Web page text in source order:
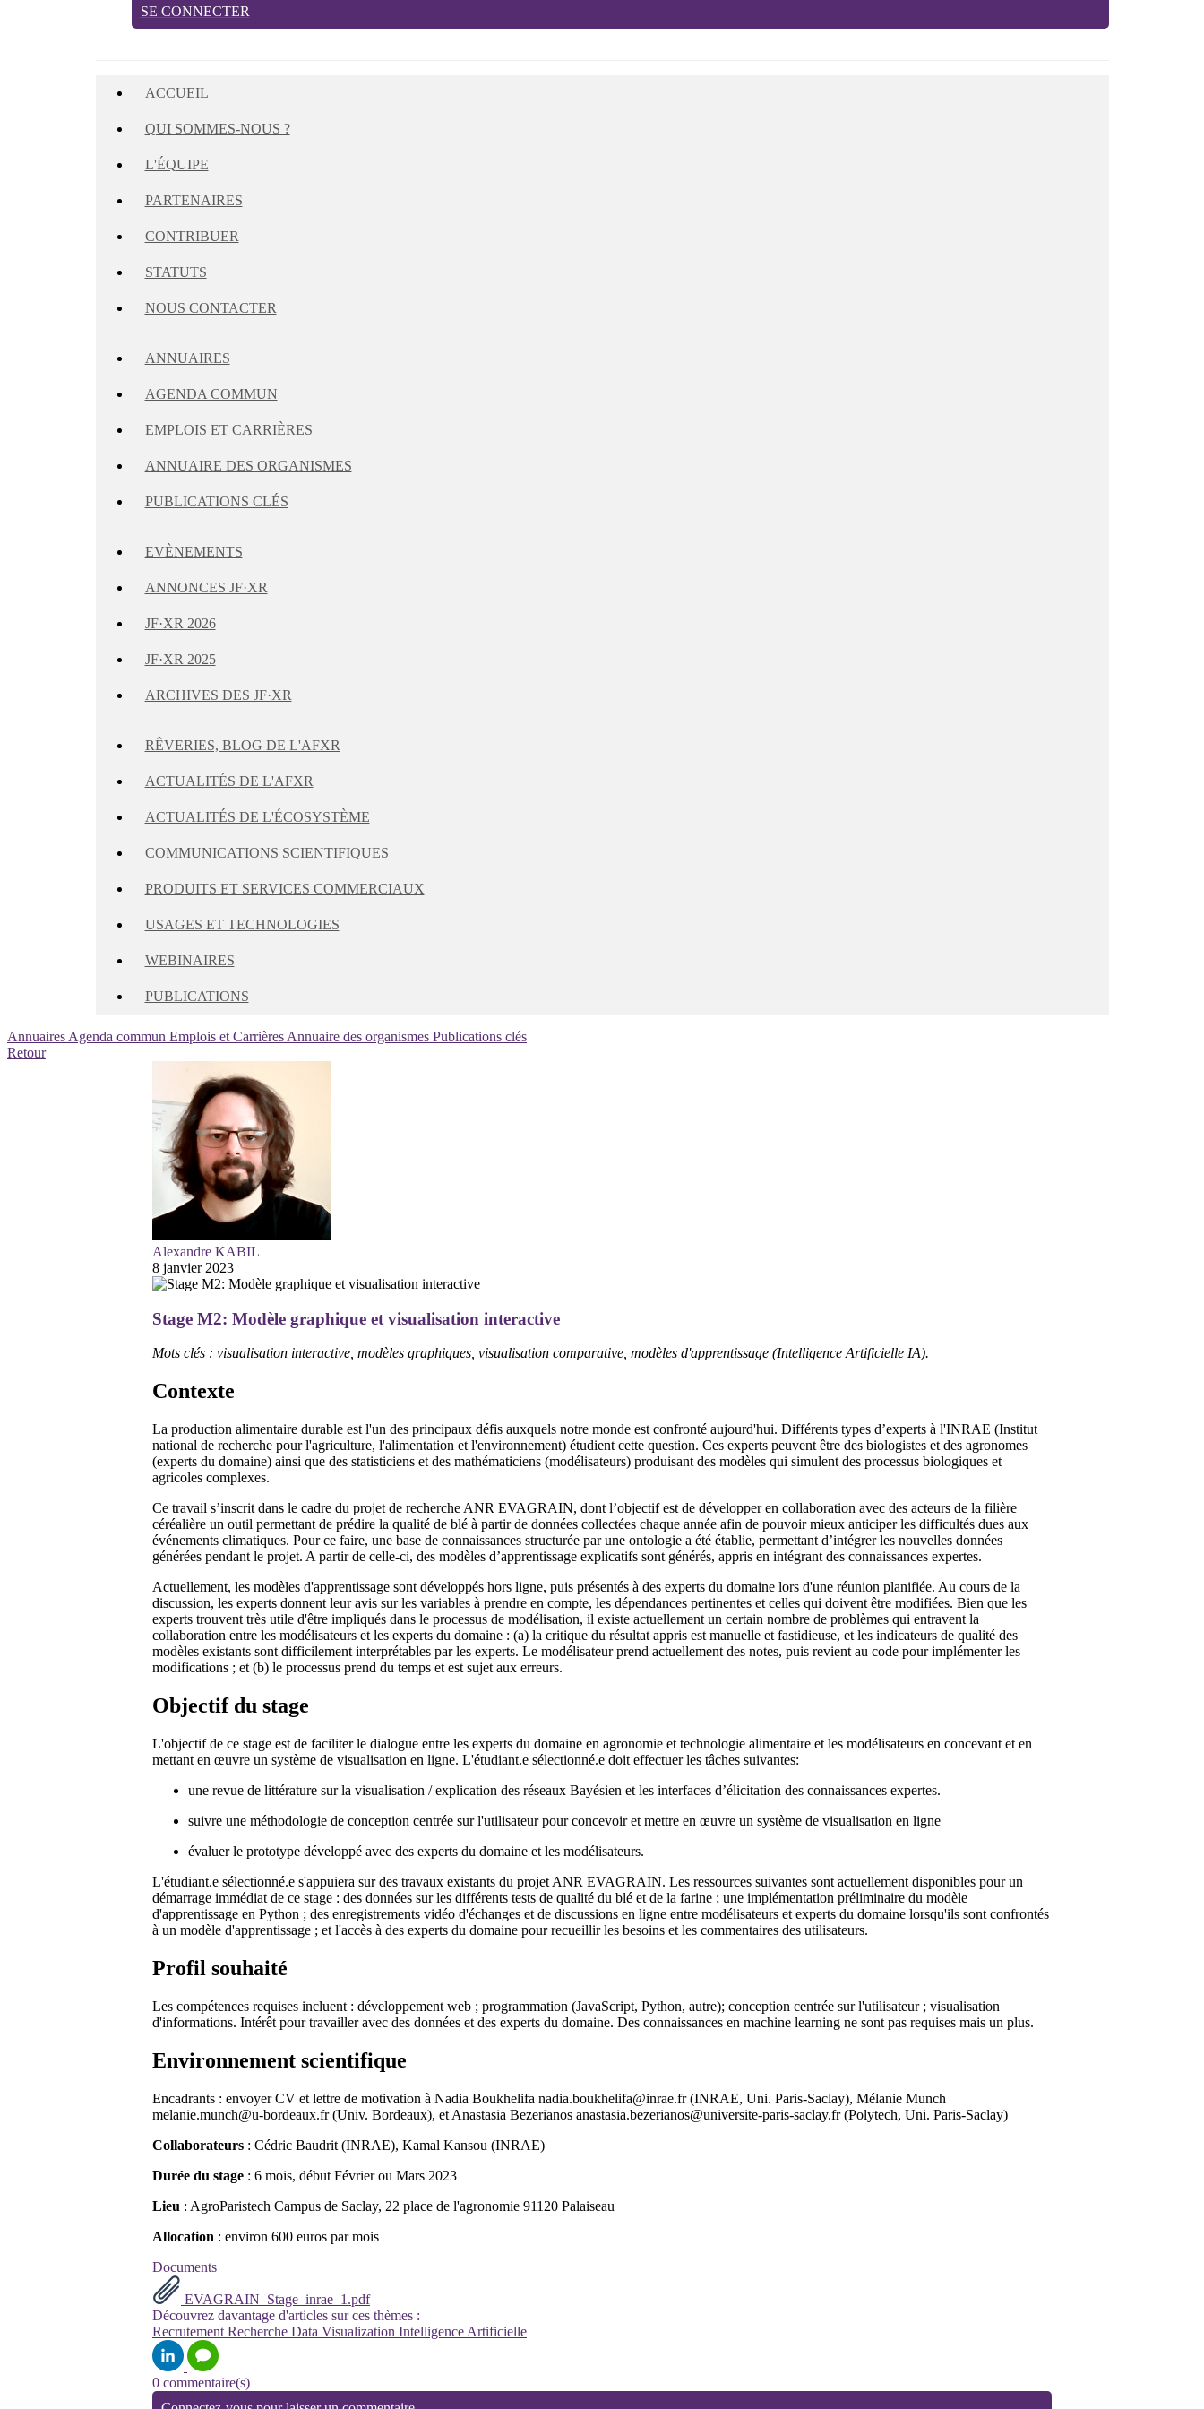
SE CONNECTER
ACCUEIL
QUI SOMMES-NOUS ?
L'ÉQUIPE
PARTENAIRES
CONTRIBUER
STATUTS
NOUS CONTACTER
ANNUAIRES
AGENDA COMMUN
EMPLOIS ET CARRIÈRES
ANNUAIRE DES ORGANISMES
PUBLICATIONS CLÉS
EVÈNEMENTS
ANNONCES JF·XR
JF·XR 2026
JF·XR 2025
ARCHIVES DES JF·XR
RÊVERIES, BLOG DE L'AFXR
ACTUALITÉS DE L'AFXR
ACTUALITÉS DE L'ÉCOSYSTÈME
COMMUNICATIONS SCIENTIFIQUES
PRODUITS ET SERVICES COMMERCIAUX
USAGES ET TECHNOLOGIES
WEBINAIRES
PUBLICATIONS
Annuaires Agenda commun Emplois et Carrières Annuaire des organismes Publications clés
Retour
Alexandre KABIL
8 janvier 2023
Stage M2: Modèle graphique et visualisation interactive
Mots clés : visualisation interactive, modèles graphiques, visualisation comparative, modèles d'apprentissage (Intelligence Artificielle IA).
Contexte
La production alimentaire durable est l'un des principaux défis auxquels notre monde est confronté aujourd'hui. Différents types d’experts à l'INRAE (Institut
national de recherche pour l'agriculture, l'alimentation et l'environnement) étudient cette question. Ces experts peuvent être des biologistes et des agronomes
(experts du domaine) ainsi que des statisticiens et des mathématiciens (modélisateurs) produisant des modèles qui simulent des processus biologiques et
agricoles complexes.
Ce travail s’inscrit dans le cadre du projet de recherche ANR EVAGRAIN, dont l’objectif est de développer en collaboration avec des acteurs de la filière
céréalière un outil permettant de prédire la qualité de blé à partir de données collectées chaque année afin de pouvoir mieux anticiper les difficultés dues aux
événements climatiques. Pour ce faire, une base de connaissances structurée par une ontologie a été établie, permettant d’intégrer les nouvelles données
générées pendant le projet. A partir de celle-ci, des modèles d’apprentissage explicatifs sont générés, appris en intégrant des connaissances expertes.
Actuellement, les modèles d'apprentissage sont développés hors ligne, puis présentés à des experts du domaine lors d'une réunion planifiée. Au cours de la
discussion, les experts donnent leur avis sur les variables à prendre en compte, les dépendances pertinentes et celles qui doivent être modifiées. Bien que les
experts trouvent très utile d'être impliqués dans le processus de modélisation, il existe actuellement un certain nombre de problèmes qui entravent la
collaboration entre les modélisateurs et les experts du domaine : (a) la critique du résultat appris est manuelle et fastidieuse, et les indicateurs de qualité des
modèles existants sont difficilement interprétables par les experts. Le modélisateur prend actuellement des notes, puis revient au code pour implémenter les
modifications ; et (b) le processus prend du temps et est sujet aux erreurs.
Objectif du stage
L'objectif de ce stage est de faciliter le dialogue entre les experts du domaine en agronomie et technologie alimentaire et les modélisateurs en concevant et en
mettant en œuvre un système de visualisation en ligne. L'étudiant.e sélectionné.e doit effectuer les tâches suivantes:
une revue de littérature sur la visualisation / explication des réseaux Bayésien et les interfaces d’élicitation des connaissances expertes.
suivre une méthodologie de conception centrée sur l'utilisateur pour concevoir et mettre en œuvre un système de visualisation en ligne
évaluer le prototype développé avec des experts du domaine et les modélisateurs.
L'étudiant.e sélectionné.e s'appuiera sur des travaux existants du projet ANR EVAGRAIN. Les ressources suivantes sont actuellement disponibles pour un
démarrage immédiat de ce stage : des données sur les différents tests de qualité du blé et de la farine ; une implémentation préliminaire du modèle
d'apprentissage en Python ; des enregistrements vidéo d'échanges et de discussions en ligne entre modélisateurs et experts du domaine lorsqu'ils sont confrontés
à un modèle d'apprentissage ; et l'accès à des experts du domaine pour recueillir les besoins et les commentaires des utilisateurs.
Profil souhaité
Les compétences requises incluent : développement web ; programmation (JavaScript, Python, autre); conception centrée sur l'utilisateur ; visualisation
d'informations. Intérêt pour travailler avec des données et des experts du domaine. Des connaissances en machine learning ne sont pas requises mais un plus.
Environnement scientifique
Encadrants : envoyer CV et lettre de motivation à Nadia Boukhelifa nadia.boukhelifa@inrae.fr (INRAE, Uni. Paris-Saclay), Mélanie Munch
melanie.munch@u-bordeaux.fr (Univ. Bordeaux), et Anastasia Bezerianos anastasia.bezerianos@universite-paris-saclay.fr (Polytech, Uni. Paris-Saclay)
Collaborateurs : Cédric Baudrit (INRAE), Kamal Kansou (INRAE)
Durée du stage : 6 mois, début Février ou Mars 2023
Lieu : AgroParistech Campus de Saclay, 22 place de l'agronomie 91120 Palaiseau
Allocation : environ 600 euros par mois
Documents
EVAGRAIN_Stage_inrae_1.pdf
Découvrez davantage d'articles sur ces thèmes :
Recrutement Recherche Data Visualization Intelligence Artificielle
0 commentaire(s)